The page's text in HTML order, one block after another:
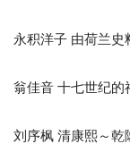
永积洋子 由荷兰史
翁佳音 十七世纪的
刘序枫 清康熙～乾